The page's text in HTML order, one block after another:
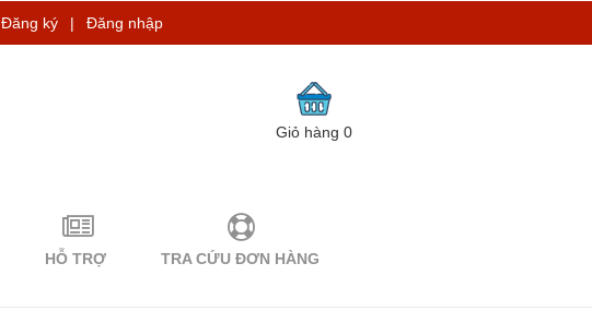
Đăng ký | Đăng nhập
Giỏ hàng0
HỖ TRỢ TRA CỨU ĐƠN HÀNG